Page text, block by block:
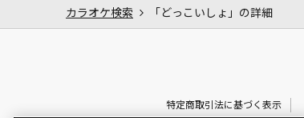
カラオケ検索 「どっこいしょ」の詳細
特定商取引法に基づく表示